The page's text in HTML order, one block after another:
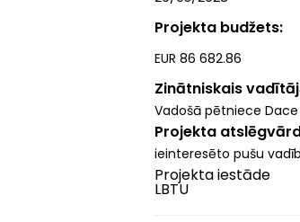
Projekta budžets
EUR 86 682.86
Zinātniskais
Vadošā pētniece
Projekta
ieinteresēto pušu
Projekta iestāde
LBTU